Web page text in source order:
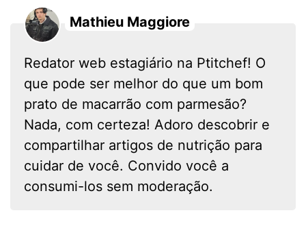
Mathieu Maggiore
Redator web estagiário na Ptitchef! O
que pode ser melhor do que um bom
prato de macarrão com parmesão?
Nada, com certeza! Adoro descobrir e
compartilhar artigos de nutrição para
cuidar de você. Convido você a
consumi-los sem moderação.